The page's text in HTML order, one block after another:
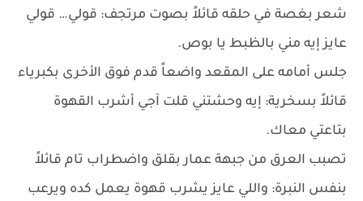
شعر بغصة في حلقه قائلاً بصوت مرتجف: قولي… قولي
عايز إيه مني بالظبط يا بوص.
جلس أمامه على المقعد واضعاً قدم فوق الأخرى بكبرياء
قائلاً بسخرية: إيه وحشتني قلت آجي أشرب القهوة
بتاعتي معاك.
تصبب العرق من جبهة عمار بقلق واضطراب تام قائلاً
بنفس النبرة: واللي عايز يشرب قهوة يعمل كده ويرعب